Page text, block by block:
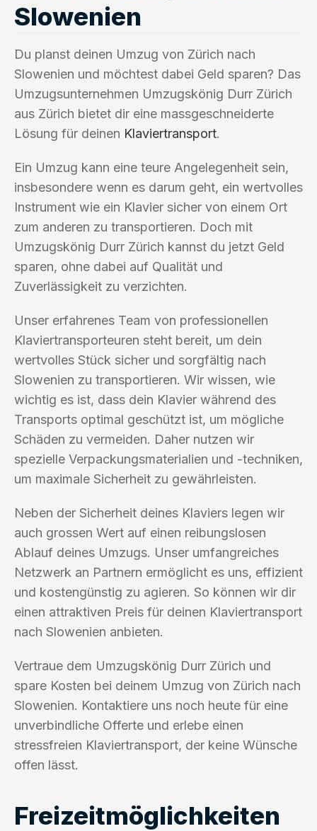
Slowenien
Du planst deinen Umzug von Zürich nach
Slowenien und möchtest dabei Geld sparen? Das
Umzugsunternehmen Umzugskönig Durr Zürich
aus Zürich bietet dir eine massgeschneiderte
Lösung für deinen Klaviertransport.
Ein Umzug kann eine teure Angelegenheit sein,
insbesondere wenn es darum geht, ein wertvolles
Instrument wie ein Klavier sicher von einem Ort
zum anderen zu transportieren. Doch mit
Umzugskönig Durr Zürich kannst du jetzt Geld
sparen, ohne dabei auf Qualität und
Zuverlässigkeit zu verzichten.
Unser erfahrenes Team von professionellen
Klaviertransporteuren steht bereit, um dein
wertvolles Stück sicher und sorgfältig nach
Slowenien zu transportieren. Wir wissen, wie
wichtig es ist, dass dein Klavier während des
Transports optimal geschützt ist, um mögliche
Schäden zu vermeiden. Daher nutzen wir
spezielle Verpackungsmaterialien und -techniken,
um maximale Sicherheit zu gewährleisten.
Neben der Sicherheit deines Klaviers legen wir
auch grossen Wert auf einen reibungslosen
Ablauf deines Umzugs. Unser umfangreiches
Netzwerk an Partnern ermöglicht es uns, effizient
und kostengünstig zu agieren. So können wir dir
einen attraktiven Preis für deinen Klaviertransport
nach Slowenien anbieten.
Vertraue dem Umzugskönig Durr Zürich und
spare Kosten bei deinem Umzug von Zürich nach
Slowenien. Kontaktiere uns noch heute für eine
unverbindliche Offerte und erlebe einen
stressfreien Klaviertransport, der keine Wünsche
offen lässt.
Freizeitmöglichkeiten